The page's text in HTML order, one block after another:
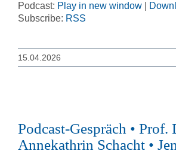
Podcast: Play in new window
Subscribe: RSS
15.04.2026
Podcast-Gespräch • Prof.
Annekathrin Schacht •